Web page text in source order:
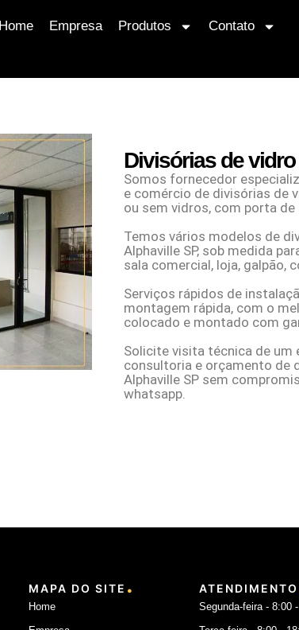
Home Empresa Produtos Contato
Divisórias de
Somos fornecedor
e comércio de divisórias de
ou sem vidros, com porta de
Temos vários modelos de
Alphaville SP, sob medida
sala comercial, loja, galpão,
Serviços rápidos de
montagem rápida, com o
colocado e montado com
Solicite visita técnica de um
consultoria e orçamento de
Alphaville SP sem
whatsapp.
MAPA DO SITE .
Home
ATENDIMENTO
Segunda-feira - 8:00